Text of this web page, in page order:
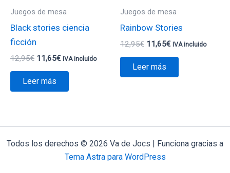
Juegos de mesa
Black stories ciencia
ficción
12,95€ 11,65€ IVA incluido
Leer más
Juegos de mesa
Rainbow Stories
12,95€ 11,65€ IVA incluido
Leer más
Todos los derechos © 2026 Va de Jocs | Funciona gracias a
Tema Astra para WordPress